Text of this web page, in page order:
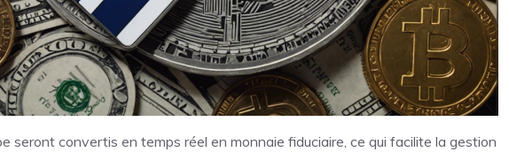
seront convertis en temps réel en monnaie fiduciaire, ce qui facilite la gestion